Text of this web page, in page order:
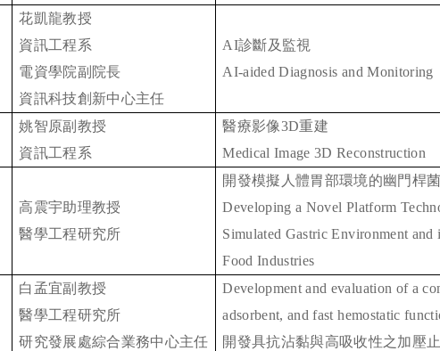
花凱龍教授
資訊工程系
電資學院副院長
資訊科技創新中心主任
AI診斷及監視
AI-aided Diagnosis and Monitoring
姚智原副教授
資訊工程系
醫療影像3D重建
Medical Image 3D Reconstruction
高震宇助理教授
醫學工程研究所
開發模擬人體胃部環境的幽門桿
Developing a Novel Platform
Simulated Gastric Environment
Food Industries
白孟宜副教授
醫學工程研究所
研究發展處綜合業務中心主任
Development and evaluation of a
adsorbent, and fast hemostatic
開發具抗沾黏與高吸收性之加壓